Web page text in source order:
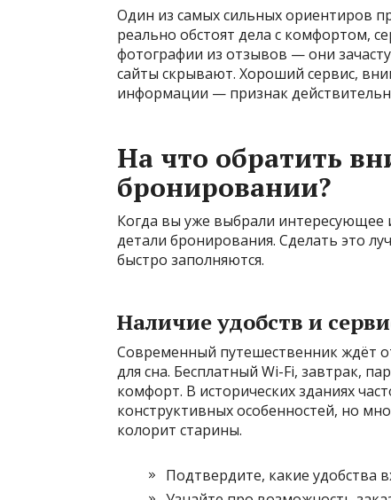
Один из самых сильных ориентиров
реально обстоят дела с комфортом,
фотографии из отзывов — они
сайты скрывают. Хороший сервис,
информации — признак
На что обратить
бронировании?
Когда вы уже выбрали интересующее
детали бронирования. Сделать это
быстро заполняются.
Наличие удобств и
Современный путешественник ждёт
для сна. Бесплатный Wi-Fi, завтрак,
комфорт. В исторических зданиях
конструктивных особенностей, но
колорит старины.
Подтвердите, какие удобства